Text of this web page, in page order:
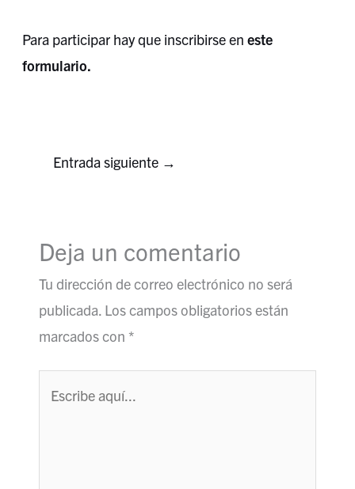
Para participar hay que inscribirse en este
formulario.
Entrada siguiente →
Deja un comentario
Tu dirección de correo electrónico no será
publicada. Los campos obligatorios están
marcados con *